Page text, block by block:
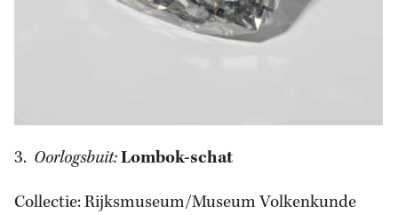
3. Oorlogsbuit:Lombok-schat
Collectie: Rijksmuseum/Museum Volkenkunde